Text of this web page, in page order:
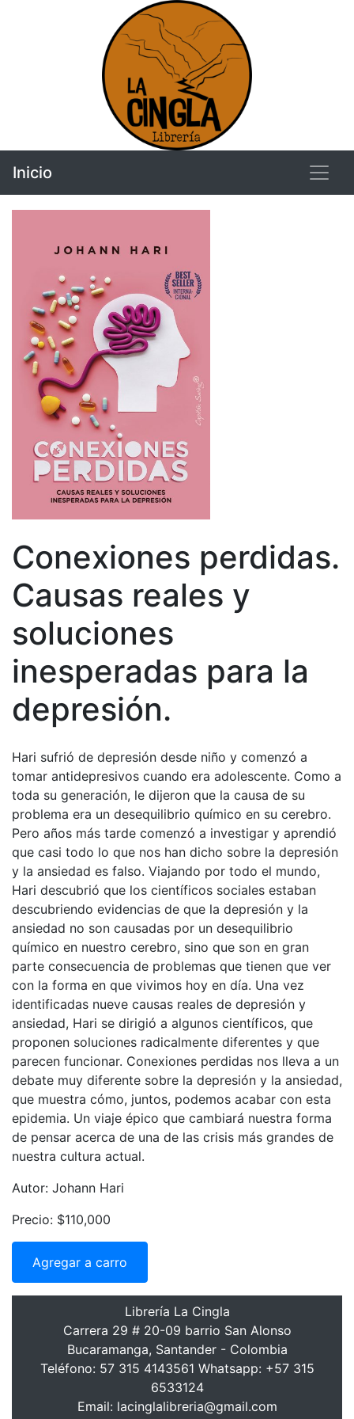
Inicio
Conexiones perdidas.
Causas reales y
soluciones
inesperadas para la
depresión.
Hari sufrió de depresión desde niño y comenzó a
tomar antidepresivos cuando era adolescente. Como a
toda su generación, le dijeron que la causa de su
problema era un desequilibrio químico en su cerebro.
Pero años más tarde comenzó a investigar y aprendió
que casi todo lo que nos han dicho sobre la depresión
y la ansiedad es falso. Viajando por todo el mundo,
Hari descubrió que los científicos sociales estaban
descubriendo evidencias de que la depresión y la
ansiedad no son causadas por un desequilibrio
químico en nuestro cerebro, sino que son en gran
parte consecuencia de problemas que tienen que ver
con la forma en que vivimos hoy en día. Una vez
identificadas nueve causas reales de depresión y
ansiedad, Hari se dirigió a algunos científicos, que
proponen soluciones radicalmente diferentes y que
parecen funcionar. Conexiones perdidas nos lleva a un
debate muy diferente sobre la depresión y la ansiedad,
que muestra cómo, juntos, podemos acabar con esta
epidemia. Un viaje épico que cambiará nuestra forma
de pensar acerca de una de las crisis más grandes de
nuestra cultura actual.
Autor: Johann Hari
Precio: $110,000
Agregar a carro
Librería La Cingla
Carrera 29 # 20-09 barrio San Alonso
Bucaramanga, Santander - Colombia
Teléfono: 57 315 4143561 Whatsapp: +57 315
6533124
Email: lacinglalibreria@gmail.com